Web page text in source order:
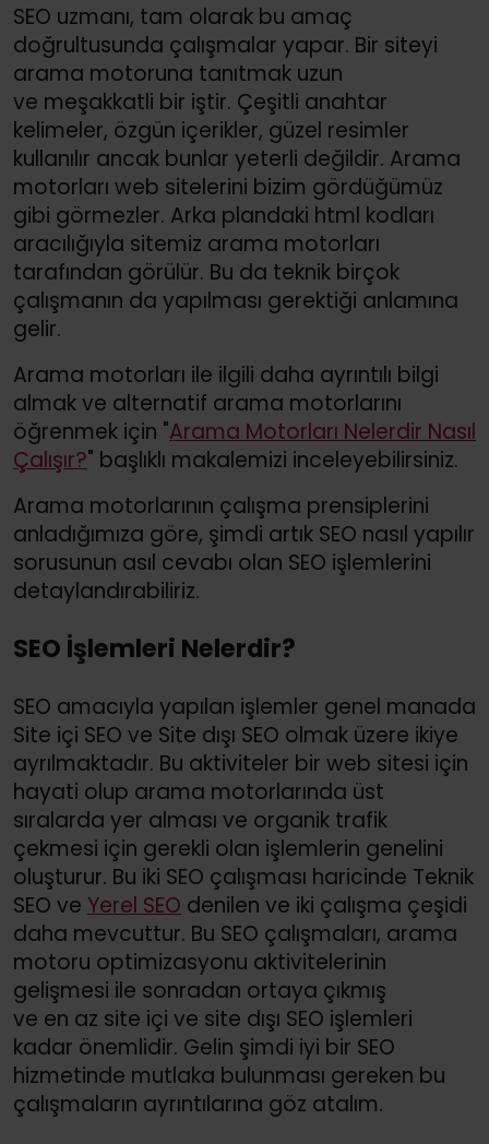
SEO uzmanı, tam olarak bu amaç
doğrultusunda çalışmalar yapar. Bir siteyi
arama motoruna tanıtmak uzun
ve meşakkatli bir iştir. Çeşitli anahtar
kelimeler, özgün içerikler, güzel resimler
kullanılır ancak bunlar yeterli değildir. Arama
motorları web sitelerini bizim gördüğümüz
gibi görmezler. Arka plandaki html kodları
aracılığıyla sitemiz arama motorları
tarafından görülür. Bu da teknik birçok
çalışmanın da yapılması gerektiği anlamına
gelir.
Arama motorları ile ilgili daha ayrıntılı bilgi
almak ve alternatif arama motorlarını
öğrenmek için "Arama Motorları Nelerdir Nasıl
Çalışır?" başlıklı makalemizi inceleyebilirsiniz.
Arama motorlarının çalışma prensiplerini
anladığımıza göre, şimdi artık SEO nasıl yapılır
sorusunun asıl cevabı olan SEO işlemlerini
detaylandırabiliriz.
SEO İşlemleri Nelerdir?
SEO amacıyla yapılan işlemler genel manada
Site içi SEO ve Site dışı SEO olmak üzere ikiye
ayrılmaktadır. Bu aktiviteler bir web sitesi için
hayati olup arama motorlarında üst
sıralarda yer alması ve organik trafik
çekmesi için gerekli olan işlemlerin genelini
oluşturur. Bu iki SEO çalışması haricinde Teknik
SEO ve Yerel SEO denilen ve iki çalışma çeşidi
daha mevcuttur. Bu SEO çalışmaları, arama
motoru optimizasyonu aktivitelerinin
gelişmesi ile sonradan ortaya çıkmış
ve en az site içi ve site dışı SEO işlemleri
kadar önemlidir. Gelin şimdi iyi bir SEO
hizmetinde mutlaka bulunması gereken bu
çalışmaların ayrıntılarına göz atalım.